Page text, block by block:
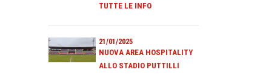
TUTTE LE INFO
21/01/2025
NUOVA AREA HOSPITALITY
ALLO STADIO PUTTILLI